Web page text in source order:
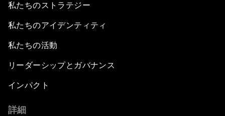
私たちのストラテジー
私たちのアイデンティティ
私たちの活動
リーダーシップとガバナンス
インパクト
詳細